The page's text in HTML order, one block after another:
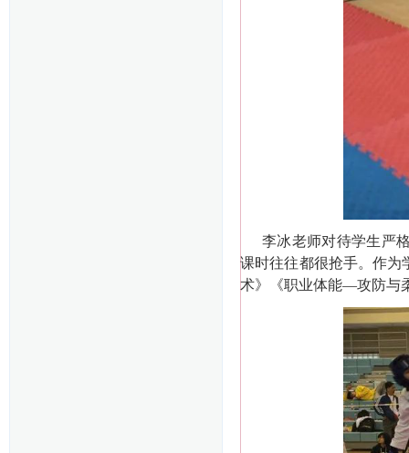
李冰老师对待学生严
课时往往都很抢手。作为
术》《职业体能—攻防与